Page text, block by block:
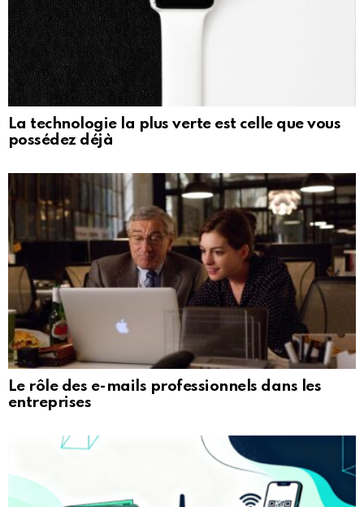
La technologie la plus verte est celle que vous
possédez déjà
Le rôle des e-mails professionnels dans les
entreprises